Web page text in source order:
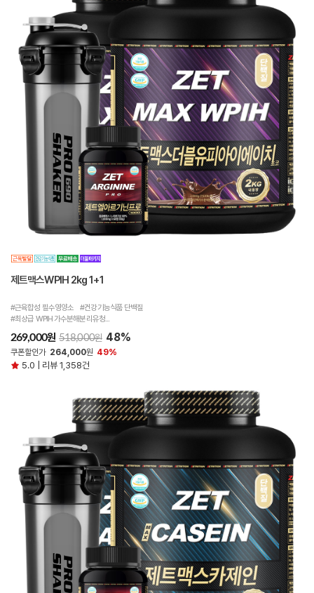
제트맥스WPIH 2kg 1+1
#근육합성 필수영양소 #건강기능식품 단백질
#최상급 WPIH 가수분해분리유청...
269,000원 518,000원 48%
쿠폰할인가 264,000원 49%
5.0 | 리뷰 1,358건